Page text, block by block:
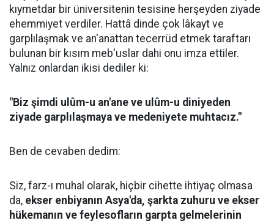
kıymetdar bir üniversitenin tesisine herşeyden ziyade
ehemmiyet verdiler. Hattâ dinde çok lâkayt ve
garplılaşmak ve an'anattan tecerrüd etmek taraftarı
bulunan bir kısım meb'uslar dahi onu imza ettiler.
Yalnız onlardan ikisi dediler ki:
"Biz şimdi ulûm-u an'ane ve ulûm-u diniyeden
ziyade garplılaşmaya ve medeniyete muhtacız."
Ben de cevaben dedim:
Siz, farz-ı muhal olarak, hiçbir cihette ihtiyaç olmasa
da, ekser enbiyanın Asya'da, şarkta zuhuru ve ekser
hükemanın ve feylesofların garpta gelmelerinin